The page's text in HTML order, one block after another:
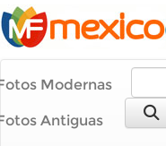
Modernas
Antiguas